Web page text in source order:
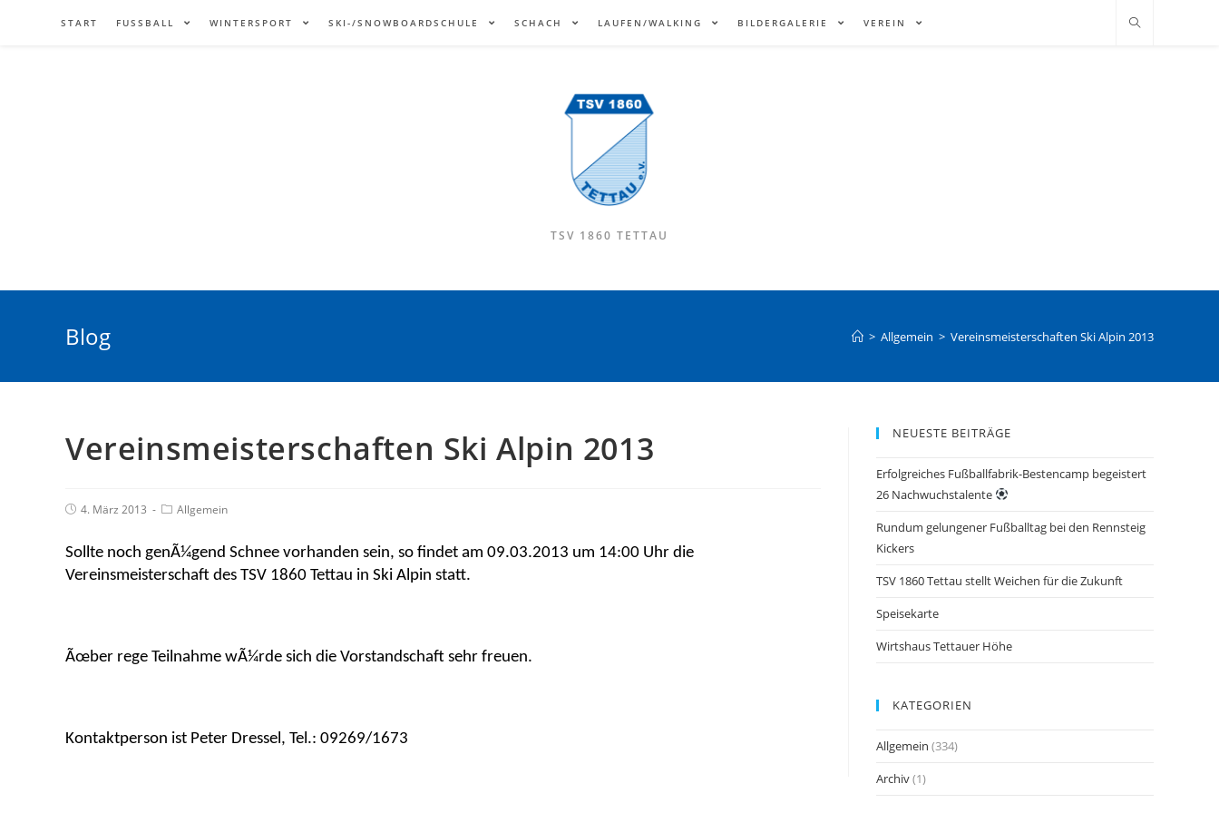
START FUSSBALL WINTERSPORT SKI-/SNOWBOARDSCHULE SCHACH LAUFEN/WALKING BILDERGALERIE VEREIN
TSV 1860 TETTAU
Blog > Allgemein > Vereinsmeisterschaften Ski Alpin 2013
Vereinsmeisterschaften Ski Alpin 2013
4. März 2013 Allgemein
Sollte noch genÃ¼gend Schnee vorhanden sein, so findet am 09.03.2013 um 14:00 Uhr die
Vereinsmeisterschaft des TSV 1860 Tettau in Ski Alpin statt.
Ãœber rege Teilnahme wÃ¼rde sich die Vorstandschaft sehr freuen.
Kontaktperson ist Peter Dressel, Tel.: 09269/1673
NEUESTE BEITRÄGE
Erfolgreiches Fußballfabrik-Bestencamp begeistert
26 Nachwuchstalente
Rundum gelungener Fußballtag bei den Rennsteig
Kickers
TSV 1860 Tettau stellt Weichen für die Zukunft
Speisekarte
Wirtshaus Tettauer Höhe
KATEGORIEN
Allgemein (334)
Archiv(1)